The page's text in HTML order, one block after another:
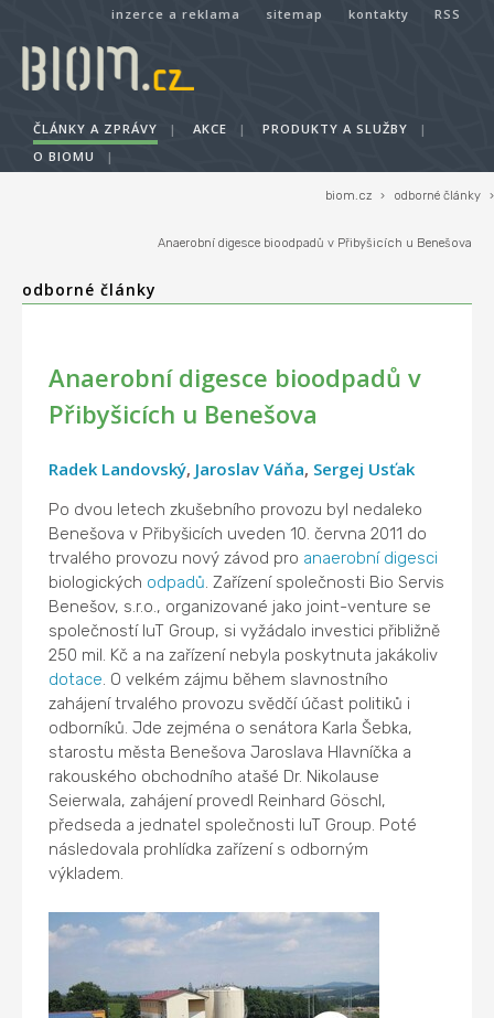
inzerce a reklama sitemap kontakty RSS
ČLÁNKY A ZPRÁVY | AKCE | PRODUKTY A SLUŽBY
|
O BIOMU
|
biom.cz › odborné články ›
Anaerobní digesce bioodpadů v Přibyšicích u Benešova
odborné články
Anaerobní digesce bioodpadů v
Přibyšicích u Benešova
Radek Landovský, Jaroslav Váňa, Sergej Usťak
Po dvou letech zkušebního provozu byl nedaleko
Benešova v Přibyšicích uveden 10. června 2011 do
trvalého provozu nový závod pro anaerobní digesci
biologických odpadů. Zařízení společnosti Bio Servis
Benešov, s.r.o., organizované jako joint-venture se
společností IuT Group, si vyžádalo investici přibližně
250 mil. Kč a na zařízení nebyla poskytnuta jakákoliv
dotace. O velkém zájmu během slavnostního
zahájení trvalého provozu svědčí účast politiků i
odborníků. Jde zejména o senátora Karla Šebka,
starostu města Benešova Jaroslava Hlavníčka a
rakouského obchodního atašé Dr. Nikolause
Seierwala, zahájení provedl Reinhard Göschl,
předseda a jednatel společnosti IuT Group. Poté
následovala prohlídka zařízení s odborným
výkladem.